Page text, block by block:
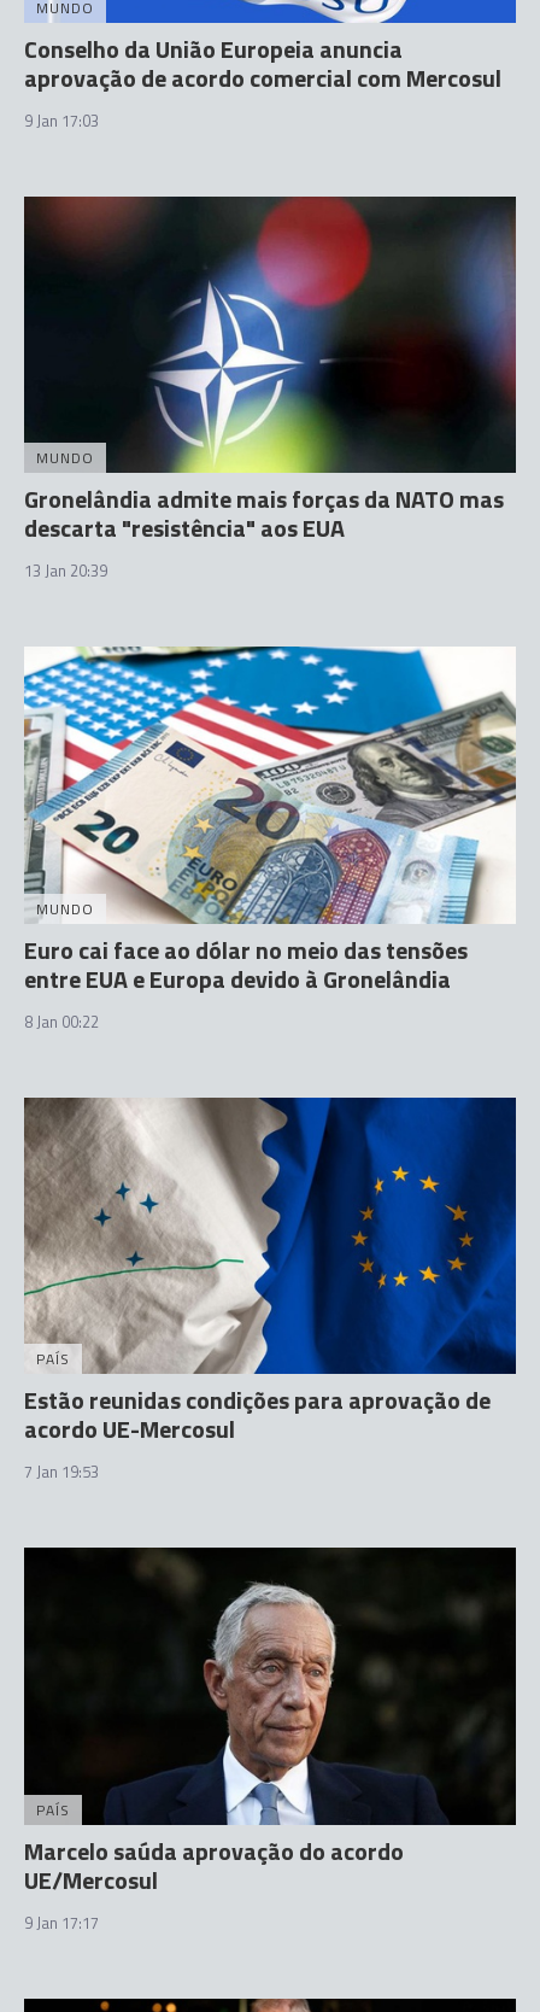
MUNDO
Conselho da União Europeia anuncia
aprovação de acordo comercial com Mercosul
9 Jan 17:03
MUNDO
Gronelândia admite mais forças da NATO mas
descarta "resistência" aos EUA
13 Jan 20:39
MUNDO
Euro cai face ao dólar no meio das tensões
entre EUA e Europa devido à Gronelândia
8 Jan 00:22
PAÍS
Estão reunidas condições para aprovação de
acordo UE-Mercosul
7 Jan 19:53
PAÍS
Marcelo saúda aprovação do acordo
UE/Mercosul
9 Jan 17:17